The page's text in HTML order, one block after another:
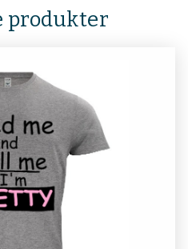
produkter